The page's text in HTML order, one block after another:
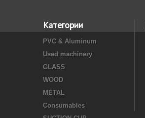
Категории
PVC & Aluminum
Used machinery
GLASS
WOOD
METAL
Consumables